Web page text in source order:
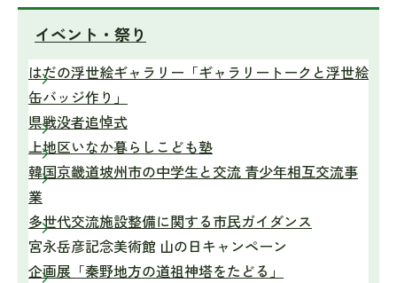
イベント・祭り
はだの浮世絵ギャラリー「ギャラリートークと浮世絵
缶バッジ作り」
県戦没者追悼式
上地区いなか暮らしこども塾
韓国京畿道坡州市の中学生と交流 青少年相互交流事
業
多世代交流施設整備に関する市民ガイダンス
宮永岳彦記念美術館 山の日キャンペーン
企画展「秦野地方の道祖神塔をたどる」